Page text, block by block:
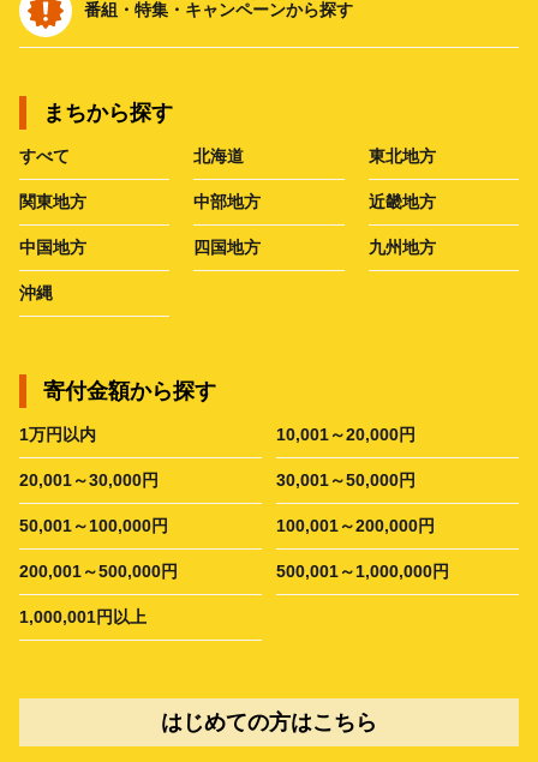
番組・特集・キャンペーンから探す
まちから探す
すべて 北海道 東北地方
関東地方 中部地方 近畿地方
中国地方 四国地方 九州地方
沖縄
寄付金額から探す
1万円以内 10,001～20,000円
20,001～30,000円 30,001～50,000円
50,001～100,000円 100,001～200,000円
200,001～500,000円 500,001～1,000,000円
1,000,001円以上
はじめての方はこちら